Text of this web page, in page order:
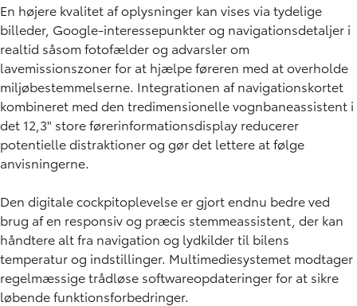
En højere kvalitet af oplysninger kan vises via tydelige
billeder, Google-interessepunkter og navigationsdetaljer i
realtid såsom fotofælder og advarsler om
lavemissionszoner for at hjælpe føreren med at overholde
miljøbestemmelserne. Integrationen af navigationskortet
kombineret med den tredimensionelle vognbaneassistent i
det 12,3" store førerinformationsdisplay reducerer
potentielle distraktioner og gør det lettere at følge
anvisningerne.
Den digitale cockpitoplevelse er gjort endnu bedre ved
brug af en responsiv og præcis stemmeassistent, der kan
håndtere alt fra navigation og lydkilder til bilens
temperatur og indstillinger. Multimediesystemet modtager
regelmæssige trådløse softwareopdateringer for at sikre
løbende funktionsforbedringer.